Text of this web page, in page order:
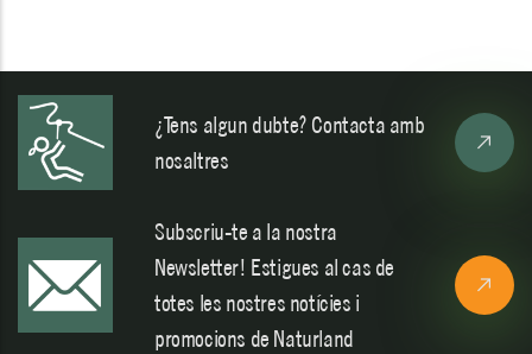
¿Tens algun dubte? Contacta amb
nosaltres
Subscriu-te a la nostra
Newsletter! Estigues al cas de
totes les nostres notícies i
promocions de Naturland